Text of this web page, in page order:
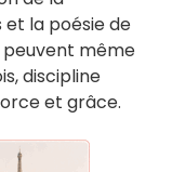
et la poésie de
peuvent même
discipline
et grâce.